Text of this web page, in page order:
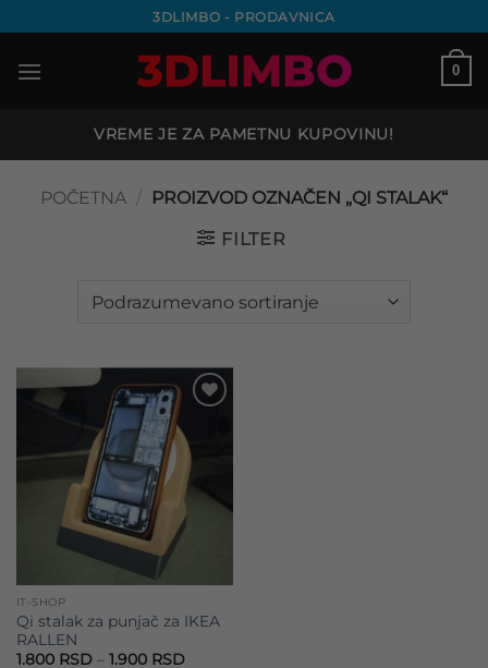
na
sadržaj
3DLIMBO - PRODAVNICA
0
VREME JE ZA PAMETNU KUPOVINU!
POČETNA / PROIZVOD OZNAČEN „QI STALAK“
FILTER
Add to
wishlist
IT-SHOP
Qi stalak za punjač za IKEA
RALLEN
1.800 RSD – 1.900 RSDRaspon